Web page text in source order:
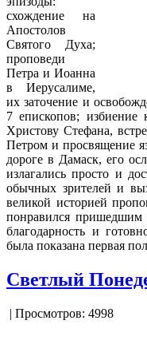
схождение на
Апостолов
Святого Духа;
проповеди
Петра и Иоанна
в Иерусалиме,
их заточение и
7 епископов; избиение
Христову Стефана,
Петром и просвящение
дороге в Дамаск, его
излагались просто и
обычных зрителей и
великой историей
понравился
благодарность и
была показана первая
Светлый
| Просмотров: 4998